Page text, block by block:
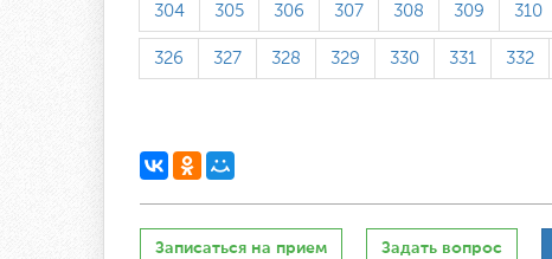
304 305 306 307 308 309 310
326 327 328 329 330 331 332
Записаться на прием Задать вопрос